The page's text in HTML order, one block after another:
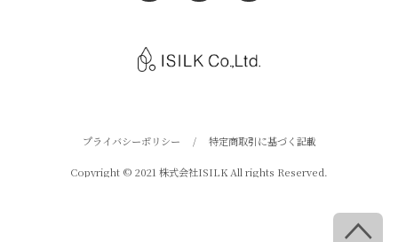

プライバシーポリシー / 特定商取引に基づく記載
Copyright © 2021 株式会社ISILK All rights Reserved.